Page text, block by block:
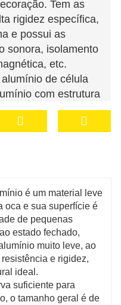
Tem as
rigidez específica,
e possui as
sonora, isolamento
etc.
de célula
com estrutura
que possui alta
muito leve. Esta
é um material leve
oca e sua superfície é
de pequenas
estado fechado,
muito leve, ao
e rigidez,
ideal.
suficiente para
o tamanho geral é de